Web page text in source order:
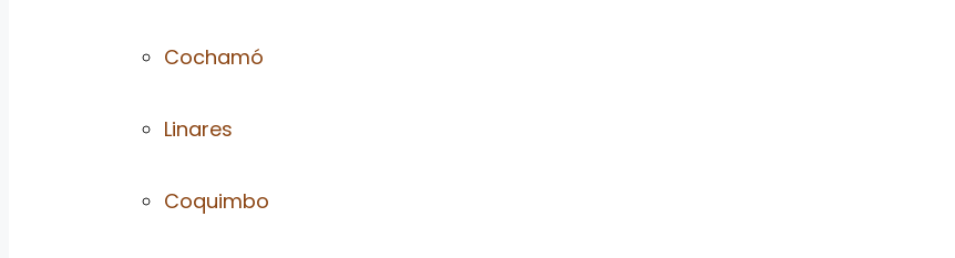
Cochamó
Linares
Coquimbo